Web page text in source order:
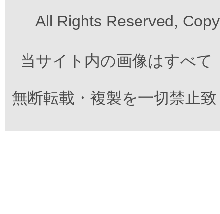
All Rights Reserved,
当サイト内の画像はすべ
無断転載・複製を一切禁止